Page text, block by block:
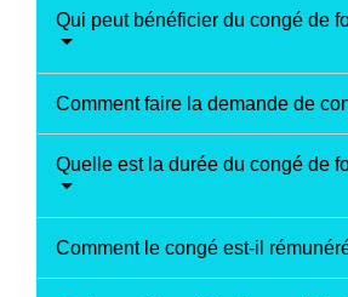
Qui peut bénéficier du congé de
Comment faire la demande de
Quelle est la durée du congé de
Comment le congé est-il